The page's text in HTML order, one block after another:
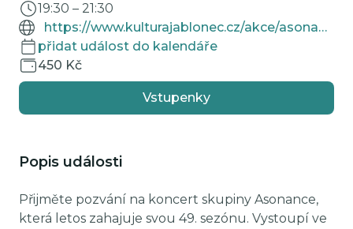
19:30 – 21:30
https://www.kulturajablonec.cz/akce/asonance/
přidat událost do kalendáře
450 Kč
Vstupenky
Popis události
Přijměte pozvání na koncert skupiny Asonance,
která letos zahajuje svou 49. sezónu. Vystoupí ve